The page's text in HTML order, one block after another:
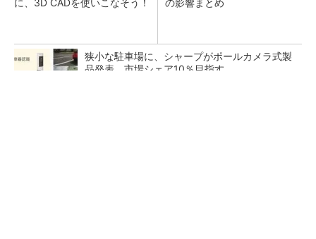
に、3D CADを使いこなそう！
の影響まとめ
狭小な駐車場に、シャープがポールカメラ式製
品発表 市場シェア10％目指す